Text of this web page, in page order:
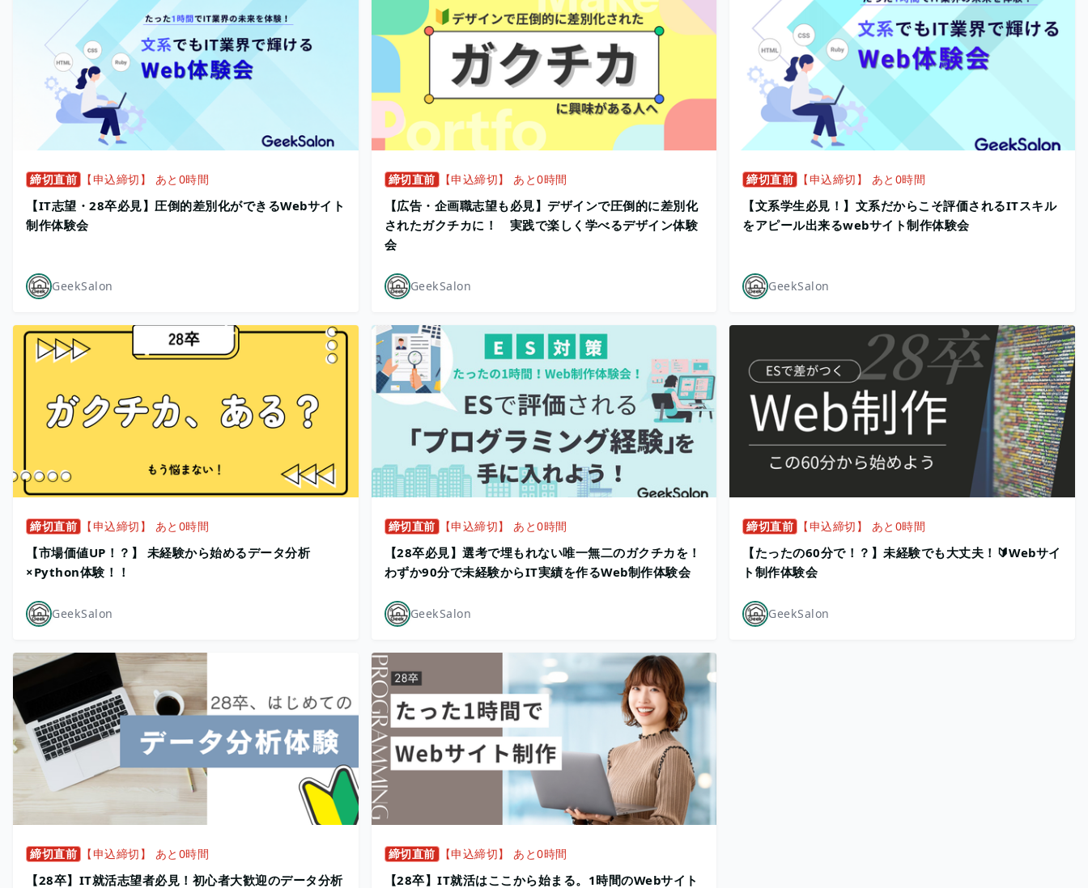
締切直前 【申込締切】 あと0時間
【IT志望・28卒必見】圧倒的差別化ができるWebサイト
制作体験会
GeekSalon
締切直前 【申込締切】 あと0時間
【広告・企画職志望も必見】デザインで圧倒的に差別化
されたガクチカに！ 実践で楽しく学べるデザイン体験
会
GeekSalon
締切直前 【申込締切】 あと0時間
【文系学生必見！】文系だからこそ評価されるITスキル
をアピール出来るwebサイト制作体験会
GeekSalon
締切直前 【申込締切】 あと0時間
【市場価値UP！？】 未経験から始めるデータ分析
×Python体験！！
GeekSalon
締切直前 【申込締切】 あと0時間
【28卒必見】選考で埋もれない唯一無二のガクチカを！
わずか90分で未経験からIT実績を作るWeb制作体験会
GeekSalon
締切直前 【申込締切】 あと0時間
【たったの60分で！？】未経験でも大丈夫！🔰Webサイ
ト制作体験会
GeekSalon
締切直前 【申込締切】 あと0時間
【28卒】IT就活志望者必見！初心者大歓迎のデータ分析
締切直前 【申込締切】 あと0時間
【28卒】IT就活はここから始まる。1時間のWebサイト